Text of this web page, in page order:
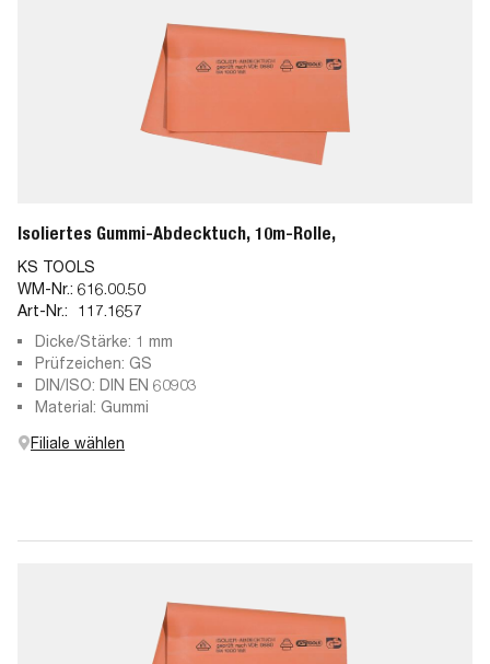
Isoliertes Gummi-Abdecktuch, 10m-Rolle,
KS TOOLS
WM-Nr.: 616.00.50
Art-Nr.:
117.1657
Dicke/Stärke: 1 mm
Prüfzeichen: GS
DIN/ISO: DIN EN 60903
Material: Gummi
Filiale wählen